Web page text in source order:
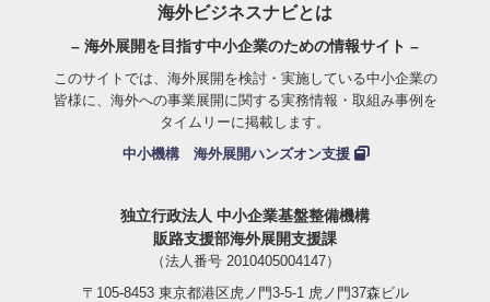
海外ビジネスナビとは
– 海外展開を目指す中小企業のための情報サイト –
このサイトでは、海外展開を検討・実施している中小企業の
皆様に、海外への事業展開に関する実務情報・取組み事例を
タイムリーに掲載します。
中小機構 海外展開ハンズオン支援
独立行政法人 中小企業基盤整備機構
販路支援部海外展開支援課
（法人番号 2010405004147）
〒105-8453 東京都港区虎ノ門3-5-1 虎ノ門37森ビル